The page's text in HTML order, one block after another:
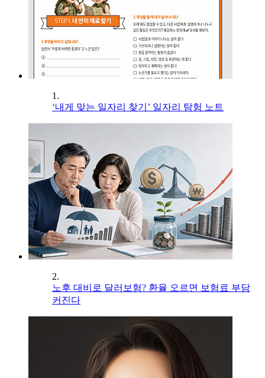
1.
‘내게 맞는 일자리 찾기’ 일자리 탐험 노트
2.
노후 대비로 달러보험? 환율 오르면 보험료 부담
커진다